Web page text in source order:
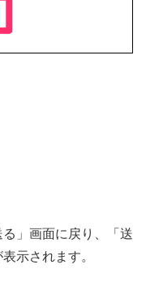
」画面に戻り、「送
示されます。